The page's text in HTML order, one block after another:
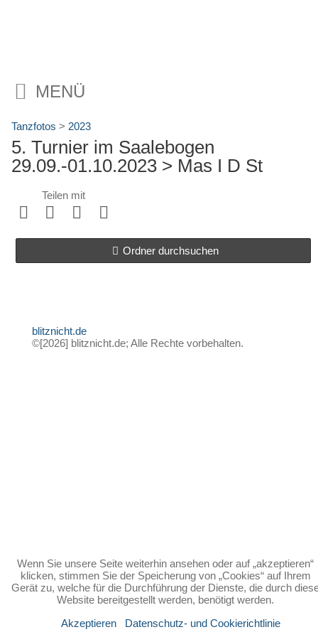
MENÜ
Tanzfotos > 2023
5. Turnier im Saalebogen
29.09.-01.10.2023 > Mas I D St
Teilen mit
Ordner durchsuchen
blitznicht.de
©[2026] blitznicht.de; Alle Rechte vorbehalten.
Wenn Sie unsere Seite weiterhin ansehen oder auf „akzeptieren“
klicken, stimmen Sie der Speicherung von „Cookies“ auf Ihrem
Gerät zu, welche für die Durchführung der Dienste, die durch
Website bereitgestellt werden, benötigt werden.
Akzeptieren
Datenschutz- und Cookierichtlinie